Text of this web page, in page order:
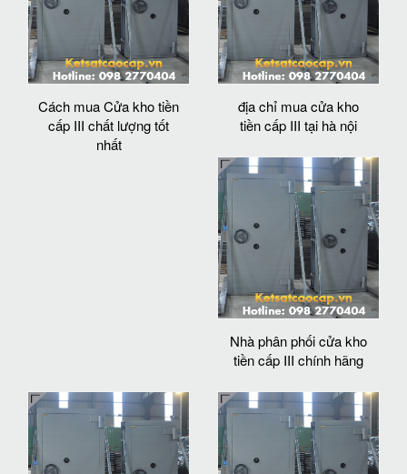
Cách mua Cửa kho tiền
cấp III chất lượng tốt
nhất
địa chỉ mua cửa kho
tiền cấp III tại hà nội
Nhà phân phối cửa kho
tiền cấp III chính hãng